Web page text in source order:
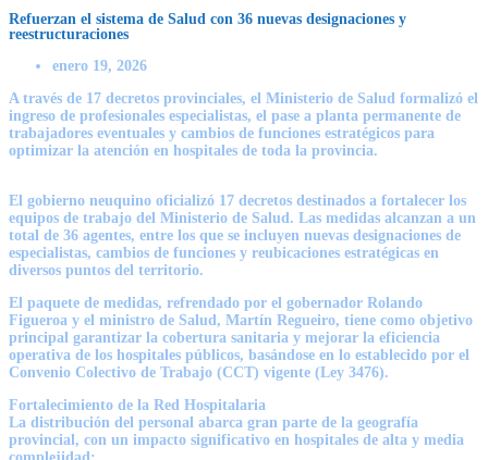
Refuerzan el sistema de Salud con 36 nuevas designaciones y
reestructuraciones
enero 19, 2026
A través de 17 decretos provinciales, el Ministerio de Salud formalizó el
ingreso de profesionales especialistas, el pase a planta permanente de
trabajadores eventuales y cambios de funciones estratégicos para
optimizar la atención en hospitales de toda la provincia.
El gobierno neuquino oficializó 17 decretos destinados a fortalecer los
equipos de trabajo del Ministerio de Salud. Las medidas alcanzan a un
total de 36 agentes, entre los que se incluyen nuevas designaciones de
especialistas, cambios de funciones y reubicaciones estratégicas en
diversos puntos del territorio.
El paquete de medidas, refrendado por el gobernador Rolando
Figueroa y el ministro de Salud, Martín Regueiro, tiene como objetivo
principal garantizar la cobertura sanitaria y mejorar la eficiencia
operativa de los hospitales públicos, basándose en lo establecido por el
Convenio Colectivo de Trabajo (CCT) vigente (Ley 3476).
Fortalecimiento de la Red Hospitalaria
La distribución del personal abarca gran parte de la geografía
provincial, con un impacto significativo en hospitales de alta y media